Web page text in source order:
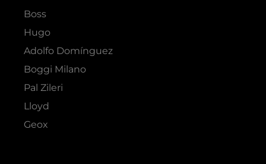
Boss
Hugo
Adolfo Domínguez
Boggi Milano
Pal Zileri
Lloyd
Geox